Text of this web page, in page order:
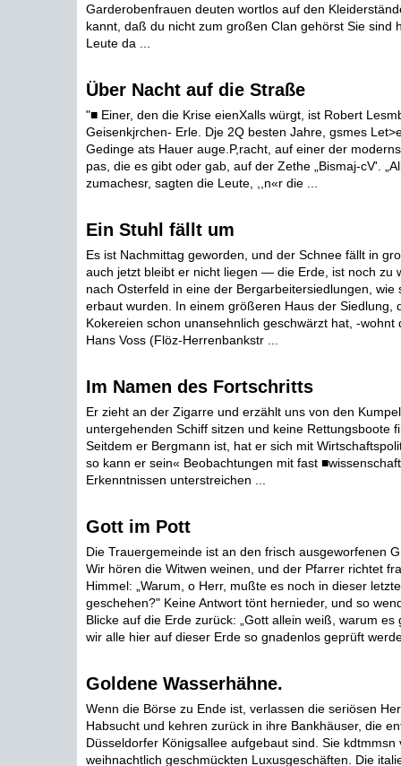
Garderobenfrauen deuten wortlos auf den
kannt, daß du nicht zum großen Clan gehörst Sie sind
Leute da ...
Über Nacht auf die Straße
"■ Einer, den die Krise eienXalls würgt, ist Robert
Geisenkjrchen- Erle. Dje 2Q besten Jahre, gsmes
Gedinge ats Hauer auge.P,racht, auf einer der
pas, die es gibt oder gab, auf der Zethe „Bismaj-cV'.
zumachesr, sagten die Leute, ,,n«r die ...
Ein Stuhl fällt um
Es ist Nachmittag geworden, und der Schnee fällt in
auch jetzt bleibt er nicht liegen — die Erde, ist noch zu
nach Osterfeld in eine der Bergarbeitersiedlungen, wie
erbaut wurden. In einem größeren Haus der Siedlung,
Kokereien schon unansehnlich geschwärzt hat, -wohnt
Hans Voss (Flöz-Herrenbankstr ...
Im Namen des Fortschritts
Er zieht an der Zigarre und erzählt uns von den
untergehenden Schiff sitzen und keine Rettungsboote
Seitdem er Bergmann ist, hat er sich mit
so kann er sein« Beobachtungen mit fast
Erkenntnissen unterstreichen ...
Gott im Pott
Die Trauergemeinde ist an den frisch ausgeworfenen
Wir hören die Witwen weinen, und der Pfarrer richtet
Himmel: „Warum, o Herr, mußte es noch in dieser
geschehen?" Keine Antwort tönt hernieder, und so
Blicke auf die Erde zurück: „Gott allein weiß, warum es
wir alle hier auf dieser Erde so gnadenlos geprüft
Goldene Wasserhähne.
Wenn die Börse zu Ende ist, verlassen die seriösen
Habsucht und kehren zurück in ihre Bankhäuser, die
Düsseldorfer Königsallee aufgebaut sind. Sie kdtmmsn
weihnachtlich geschmückten Luxusgeschäften. Die